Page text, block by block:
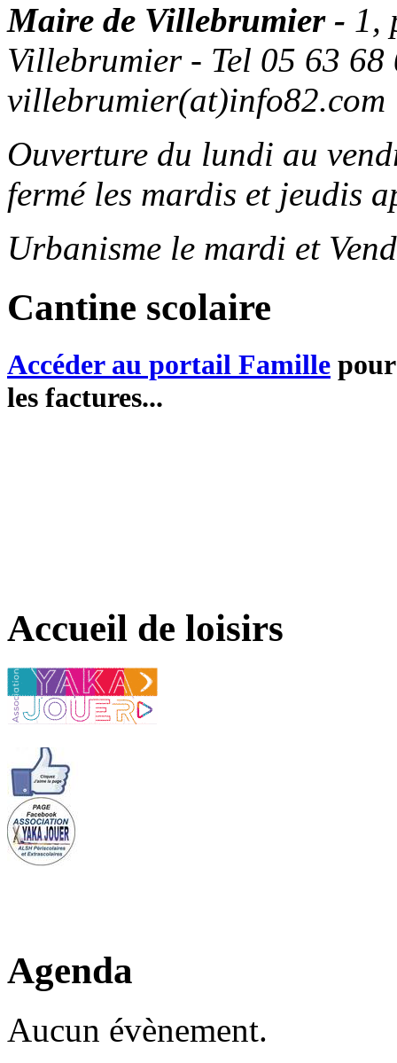
Maire de Villebrumier - 1,
Villebrumier - Tel 05 63
villebrumier(at)info82.com
Ouverture du lundi au
fermé les mardis et jeudis
Urbanisme le mardi et
Cantine scolaire
Accéder au portail Famille
les factures...
Accueil de loisirs
Agenda
Aucun évènement.